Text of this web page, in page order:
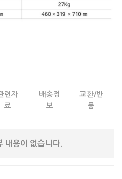
련자
료
배송정
보
교환/반
품
내용이 없습니다.